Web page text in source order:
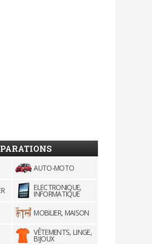
AUTO-MOTO
ELECTRONIQUE,
INFORMATIQUE
MOBILIER, MAISON
VÊTEMENTS, LINGE,
BIJOUX